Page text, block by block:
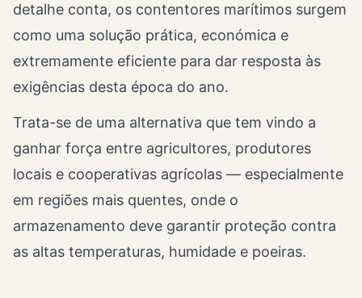
detalhe conta, os contentores marítimos surgem
como uma solução prática, económica e
extremamente eficiente para dar resposta às
exigências desta época do ano.
Trata-se de uma alternativa que tem vindo a
ganhar força entre agricultores, produtores
locais e cooperativas agrícolas — especialmente
em regiões mais quentes, onde o
armazenamento deve garantir proteção contra
as altas temperaturas, humidade e poeiras.